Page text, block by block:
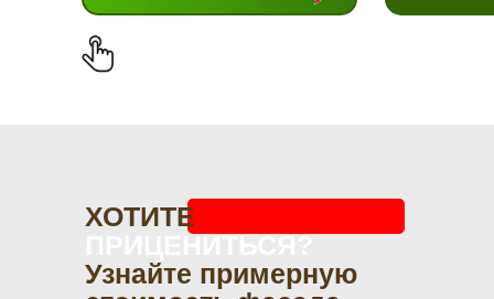
ХОТИТЕ
Узнайте примерную